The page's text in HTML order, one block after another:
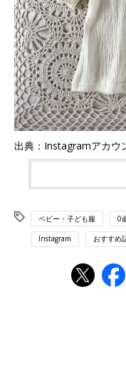
出典：Instagramアカウ
ベビー・子ども服 0
Instagram おすすめ